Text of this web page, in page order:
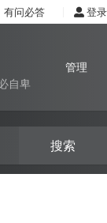
有问必答 登录
自卑
管理
搜索